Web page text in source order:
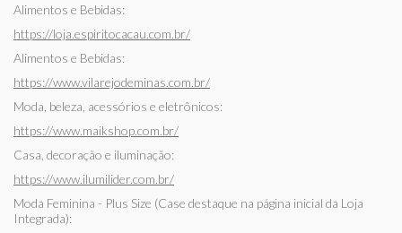
Alimentos e Bebidas:
https://loja.espiritocacau.com.br/
Alimentos e Bebidas:
https://www.vilarejodeminas.com.br/
Moda, beleza, acessórios e eletrônicos:
https://www.maikshop.com.br/
Casa, decoração e iluminação:
https://www.ilumilider.com.br/
Moda Feminina - Plus Size (Case destaque na página inicial da Loja
Integrada):